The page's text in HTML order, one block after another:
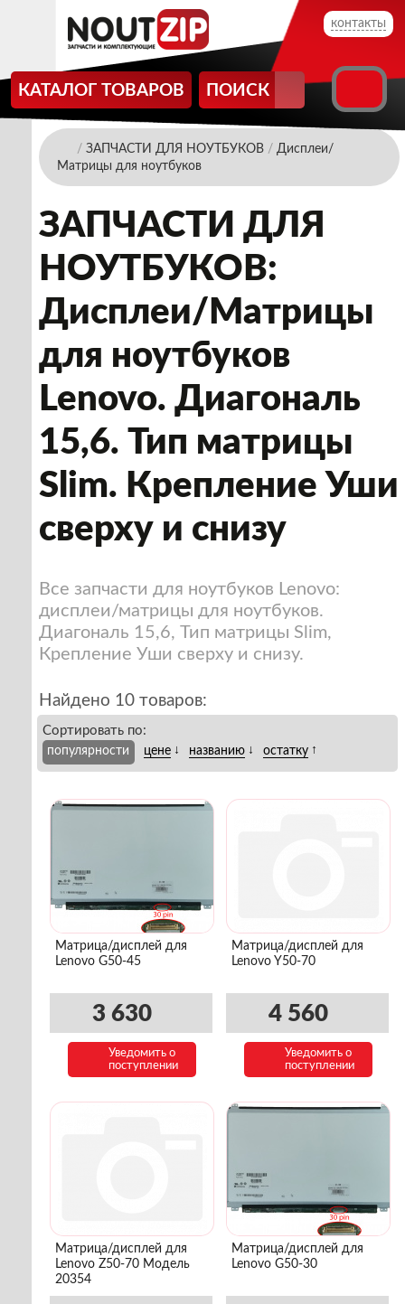
контакты
КАТАЛОГ ТОВАРОВ ПОИСК
/ ЗАПЧАСТИ ДЛЯ НОУТБУКОВ / Дисплеи/
Матрицы для ноутбуков
ЗАПЧАСТИ ДЛЯ
НОУТБУКОВ:
Дисплеи/Матрицы
для ноутбуков
Lenovo. Диагональ
15,6. Тип матрицы
Slim. Крепление Уши
сверху и снизу
Все запчасти для ноутбуков Lenovo:
дисплеи/матрицы для ноутбуков.
Диагональ 15,6, Тип матрицы Slim,
Крепление Уши сверху и снизу.
Найдено 10 товаров:
Сортировать по:
популярности цене ↓ названию ↓ остатку ↑
Матрица/дисплей для
Lenovo G50-45
3 630
Уведомить о
поступлении
Матрица/дисплей для
Lenovo Y50-70
4 560
Уведомить о
поступлении
Матрица/дисплей для
Lenovo Z50-70 Модель
20354
Матрица/дисплей для
Lenovo G50-30